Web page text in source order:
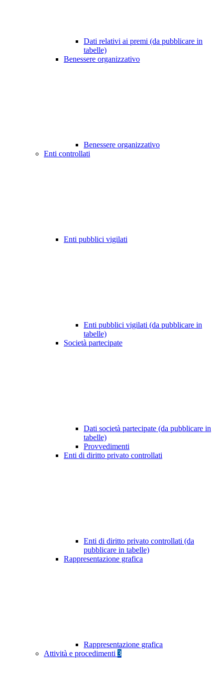
Dati relativi ai premi (da pubblicare in
tabelle)
Benessere organizzativo
Benessere organizzativo
Enti controllati
Enti pubblici vigilati
Enti pubblici vigilati (da pubblicare in
tabelle)
Società partecipate
Dati società partecipate (da pubblicare in
tabelle)
Provvedimenti
Enti di diritto privato controllati
Enti di diritto privato controllati (da
pubblicare in tabelle)
Rappresentazione grafica
Rappresentazione grafica
Attività e procedimenti 3